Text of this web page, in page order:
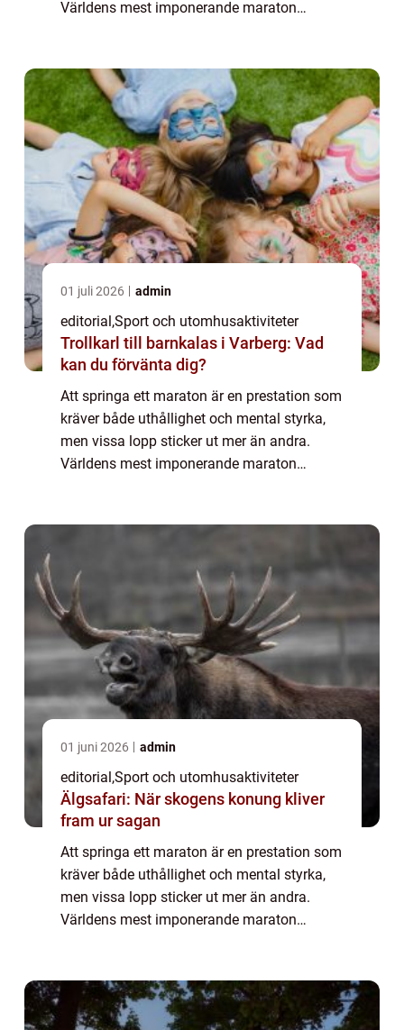
Världens mest imponerande maraton
01 juli 2026 admin
editorial,Sport och utomhusaktiviteter
Trollkarl till barnkalas i Varberg: Vad
kan du förvänta dig?
Att springa ett maraton är en prestation som
kräver både uthållighet och mental styrka,
men vissa lopp sticker ut mer än andra.
Världens mest imponerande maraton
01 juni 2026 admin
editorial,Sport och utomhusaktiviteter
Älgsafari: När skogens konung kliver
fram ur sagan
Att springa ett maraton är en prestation som
kräver både uthållighet och mental styrka,
men vissa lopp sticker ut mer än andra.
Världens mest imponerande maraton